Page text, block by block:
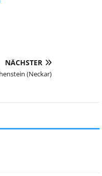
NÄCHSTER
(Neckar)